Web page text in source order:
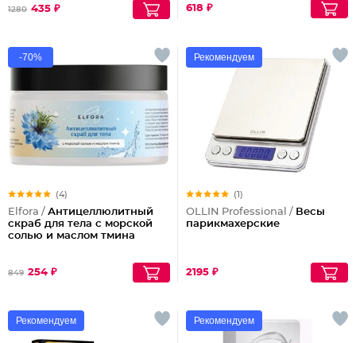
1280 435 ₽ 618 ₽
-70%
(4)
Elfora / Антицеллюлитный
скраб для тела с морской
солью и маслом тмина
849 254 ₽
Рекомендуем
(1)
OLLIN Professional / Весы
парикмахерские
2195 ₽
Рекомендуем Рекомендуем